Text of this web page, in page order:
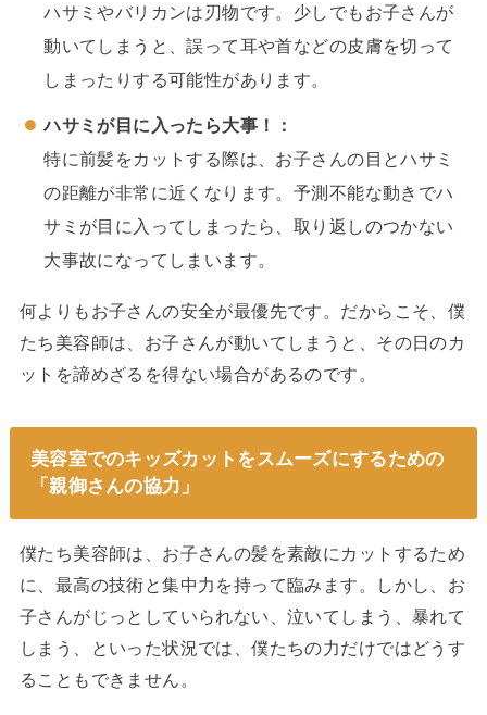
ハサミやバリカンは刃物です。少しでもお子さんが
動いてしまうと、誤って耳や首などの皮膚を切って
しまったりする可能性があります。
ハサミが目に入ったら大事！：
特に前髪をカットする際は、お子さんの目とハサミ
の距離が非常に近くなります。予測不能な動きでハ
サミが目に入ってしまったら、取り返しのつかない
大事故になってしまいます。
何よりもお子さんの安全が最優先です。だからこそ、僕
たち美容師は、お子さんが動いてしまうと、その日のカ
ットを諦めざるを得ない場合があるのです。
美容室でのキッズカットをスムーズにするための
「親御さんの協力」
僕たち美容師は、お子さんの髪を素敵にカットするため
に、最高の技術と集中力を持って臨みます。しかし、お
子さんがじっとしていられない、泣いてしまう、暴れて
しまう、といった状況では、僕たちの力だけではどうす
ることもできません。